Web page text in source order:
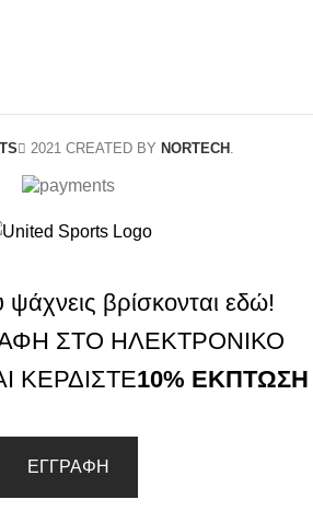
2021 CREATED BY NORTECH
βρίσκονται εδώ!
ΣΤΟ ΗΛΕΚΤΡΟΝΙΚΟ
ΚΕΡΔΙΣΤΕ10% ΕΚΠΤΩΣΗ
ΕΓΓΡΑΦΗ